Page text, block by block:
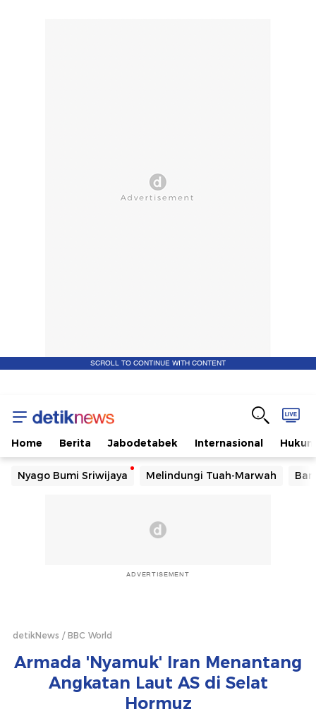
SCROLL TO CONTINUE WITH CONTENT
Home Berita Jabodetabek Internasional Hukum
Nyago Bumi Sriwijaya Melindungi Tuah-Marwah
ADVERTISEMENT
detikNews BBC World
Armada 'Nyamuk' Iran Menantang
Angkatan Laut AS di Selat
Hormuz